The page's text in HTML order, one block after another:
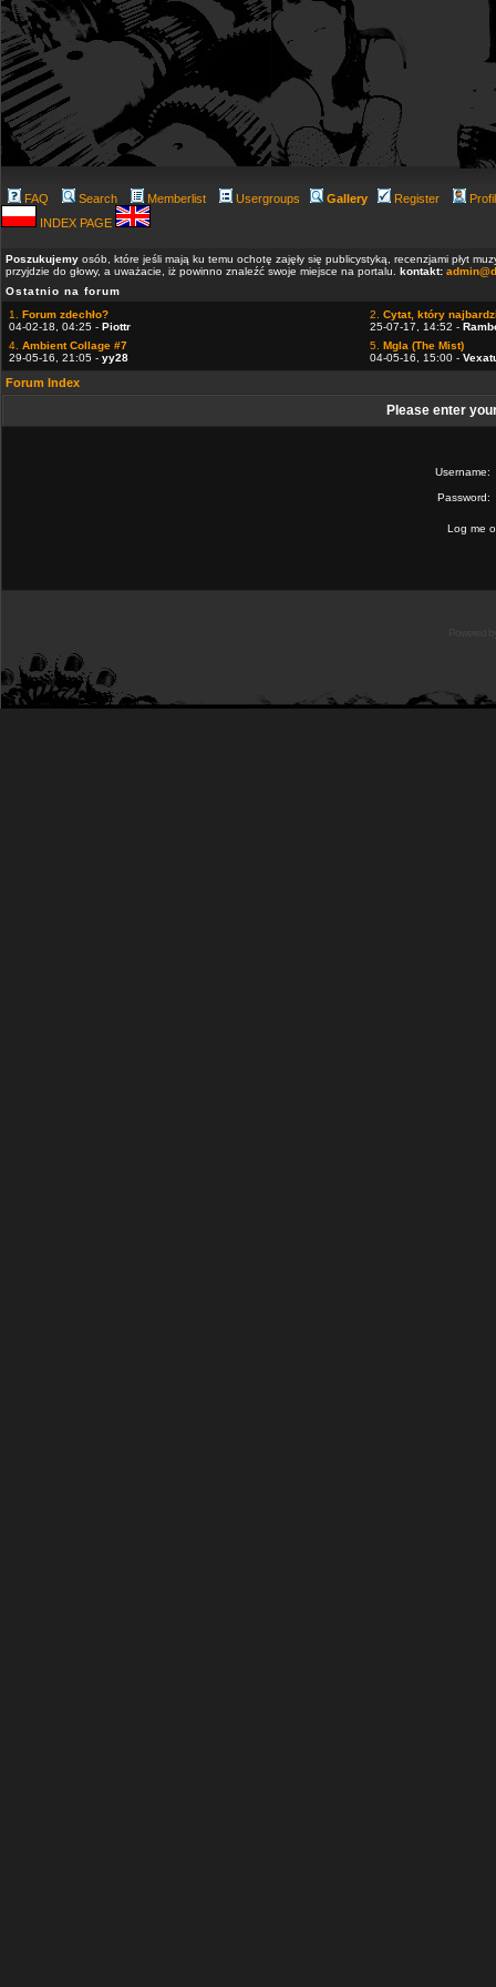
FAQ Search Memberlist Usergroups Gallery Register
INDEX PAGE
Poszukujemy osób, które jeśli mają ku temu ochotę zajęły się publicystyką, recenzjami płyt
przyjdzie do głowy, a uważacie, iż powinno znaleźć swoje miejsce na portalu. kontakt:
Ostatnio na forum
1. Forum zdechło?
04-02-18, 04:25 - Piottr
2. Cytat, który
25-07-17, 14:52 -
4. Ambient Collage #7
29-05-16, 21:05 - yy28
5. Mgla (The Mist)
04-05-16, 15:00 -
Forum Index
Please enter
Username:
Password:
Log me